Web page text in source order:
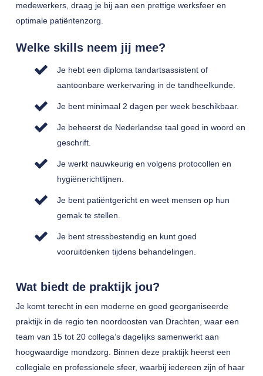
medewerkers, draag je bij aan een prettige werksfeer en
optimale patiëntenzorg.
Welke skills neem jij mee?
Je hebt een diploma tandartsassistent of
aantoonbare werkervaring in de tandheelkunde.
Je bent minimaal 2 dagen per week beschikbaar.
Je beheerst de Nederlandse taal goed in woord en
geschrift.
Je werkt nauwkeurig en volgens protocollen en
hygiënerichtlijnen.
Je bent patiëntgericht en weet mensen op hun
gemak te stellen.
Je bent stressbestendig en kunt goed
vooruitdenken tijdens behandelingen.
Wat biedt de praktijk jou?
Je komt terecht in een moderne en goed georganiseerde
praktijk in de regio ten noordoosten van Drachten, waar een
team van 15 tot 20 collega’s dagelijks samenwerkt aan
hoogwaardige mondzorg. Binnen deze praktijk heerst een
collegiale en professionele sfeer, waarbij iedereen zijn of haar